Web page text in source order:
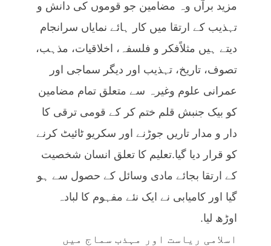
مزید برآں وہ مضامین جو قوموں کی دانش و
تہذیب کے ارتقا میں کار ہائے نمایاں سرانجام
دیتے ہیں مثلاًفکر و فلسفہ، اخلاقیات، مذہب،
تصوف، تاریخ، تہذیب اور دیگر سماجی اور
عمرانی علوم وغیرہ سے متعلق تمام مضامین
کو بیک جنبش قلم ختم کر کے قومی ترقی کا
دار و مدار تاریں جوڑنے اور سکریو ٹائیٹ کرنے
کو قرار دیا گیا.تعلیم کا تعلق انسان شخصیت
کے ارتقا بجائے مادی وسائل کے حصول سے ہو
گیا اور کامیابی نے ایک نئے مفہوم کا لبادہ
اوڑھ لیا.
اسلامی ریاست اور مہذب سماج میں